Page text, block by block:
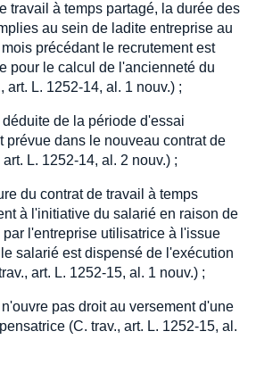
travail à temps partagé, la durée des
au sein de ladite entreprise au
précédant le recrutement est
pour le calcul de l'ancienneté du
art. L. 1252-14, al. 1 nouv.) ;
de la période d'essai
prévue dans le nouveau contrat de
L. 1252-14, al. 2 nouv.) ;
du contrat de travail à temps
à l'initiative du salarié en raison de
l'entreprise utilisatrice à l'issue
salarié est dispensé de l'exécution
art. L. 1252-15, al. 1 nouv.) ;
pas droit au versement d'une
(C. trav., art. L. 1252-15, al.